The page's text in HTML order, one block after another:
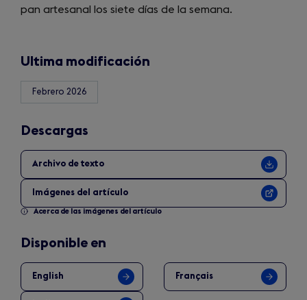
pan artesanal los siete días de la semana.
Ultima modificación
Febrero 2026
Descargas
Archivo de texto
Imágenes del artículo
Acerca de las imágenes del artículo
Disponible en
English Français